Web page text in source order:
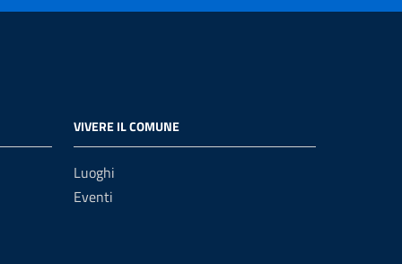
VIVERE IL COMUNE
Luoghi
Eventi